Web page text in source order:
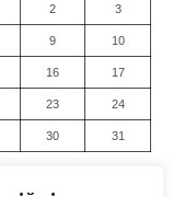
2 3
9 10
16 17
23 24
30 31